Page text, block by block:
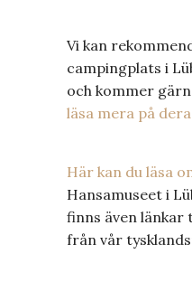
Vi kan
campingplats i
och kommer
läsa mera på
Här kan du läsa
Hansamuseet i
finns även
från vår